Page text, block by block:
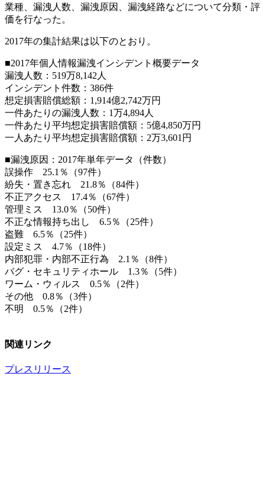
業種、漏洩人数、漏洩原因、漏洩経路などについて分類・評
価を行なった。
2017年の集計結果は以下のとおり。
■2017年個人情報漏洩インシデント概要データ
漏洩人数：519万8,142人
インシデント件数：386件
想定損害賠償総額：1,914億2,742万円
一件あたりの漏洩人数：1万4,894人
一件あたり平均想定損害賠償額：5億4,850万円
一人あたり平均想定損害賠償額：2万3,601円
■漏洩原因：2017年単年データ（件数）
誤操作 25.1％（97件）
紛失・置き忘れ 21.8％（84件）
不正アクセス 17.4％（67件）
管理ミス 13.0％（50件）
不正な情報持ち出し 6.5％（25件）
盗難 6.5％（25件）
設定ミス 4.7％（18件）
内部犯罪・内部不正行為 2.1％（8件）
バグ・セキュリティホール 1.3％（5件）
ワーム・ウィルス 0.5％（2件）
その他 0.8％（3件）
不明 0.5％（2件）
関連リンク
プレスリリース